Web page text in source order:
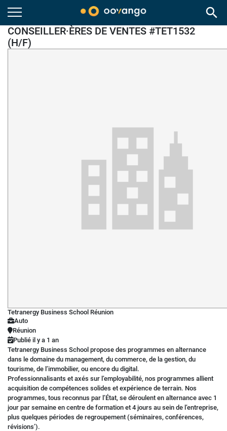
search
CONSEILLER·ÈRES DE VENTES #TET1532
(H/F)
Tetranergy Business School Réunion
Auto
Réunion
Publié il y a 1 an
Tetranergy Business School propose des programmes en alternance
dans le domaine du management, du commerce, de la gestion, du
tourisme, de l’immobilier, ou encore du digital.
Professionnalisants et axés sur l’employabilité, nos programmes allient
acquisition de compétences solides et expérience de terrain. Nos
programmes, tous reconnus par l’État, se déroulent en alternance avec 1
jour par semaine en centre de formation et 4 jours au sein de l’entreprise,
plus quelques périodes de regroupement (séminaires, conférences,
révisions’).